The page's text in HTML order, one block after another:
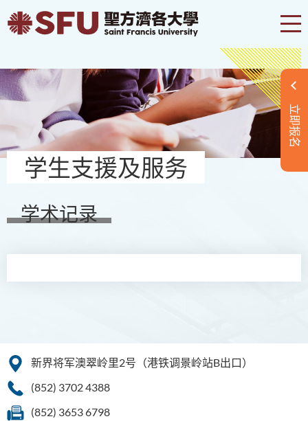
立即报名
学生支援及服务
学术记录
新界将军澳翠岭里2号（港铁调景岭站B出口）
(852) 3702 4388
(852) 3653 6798